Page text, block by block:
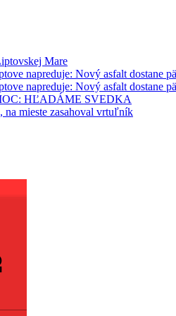
Mare
napreduje: Nový asfalt dostane
napreduje: Nový asfalt dostane
HĽADÁME SVEDKA
na mieste zasahoval vrtuľník